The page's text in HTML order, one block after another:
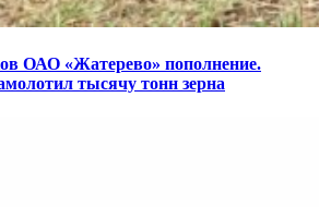
ОАО «Жатерево» пополнение.
тысячу тонн зерна